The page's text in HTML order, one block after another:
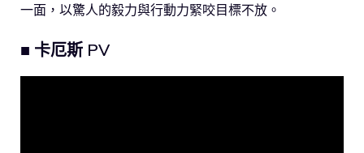
一面，以驚人的毅力與行動力緊咬目標不放。
■ 卡厄斯 PV